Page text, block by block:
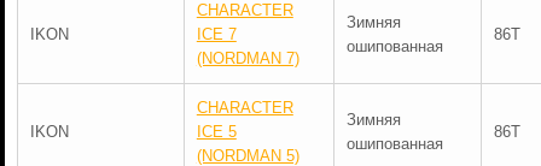
IKON
CHARACTER
ICE 7
(NORDMAN 7)
Зимняя
ошипованная
86T
IKON
CHARACTER
ICE 5
(NORDMAN 5)
Зимняя
ошипованная
86T